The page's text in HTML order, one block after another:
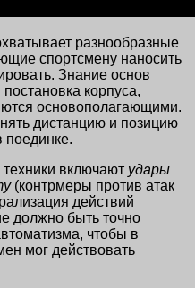
разнообразные
спортсмену наносить
Знание основ
корпуса,
основополагающими.
дистанцию и позицию
включают удары
(контрмеры против атак
действий
должно быть точно
чтобы в
мог действовать